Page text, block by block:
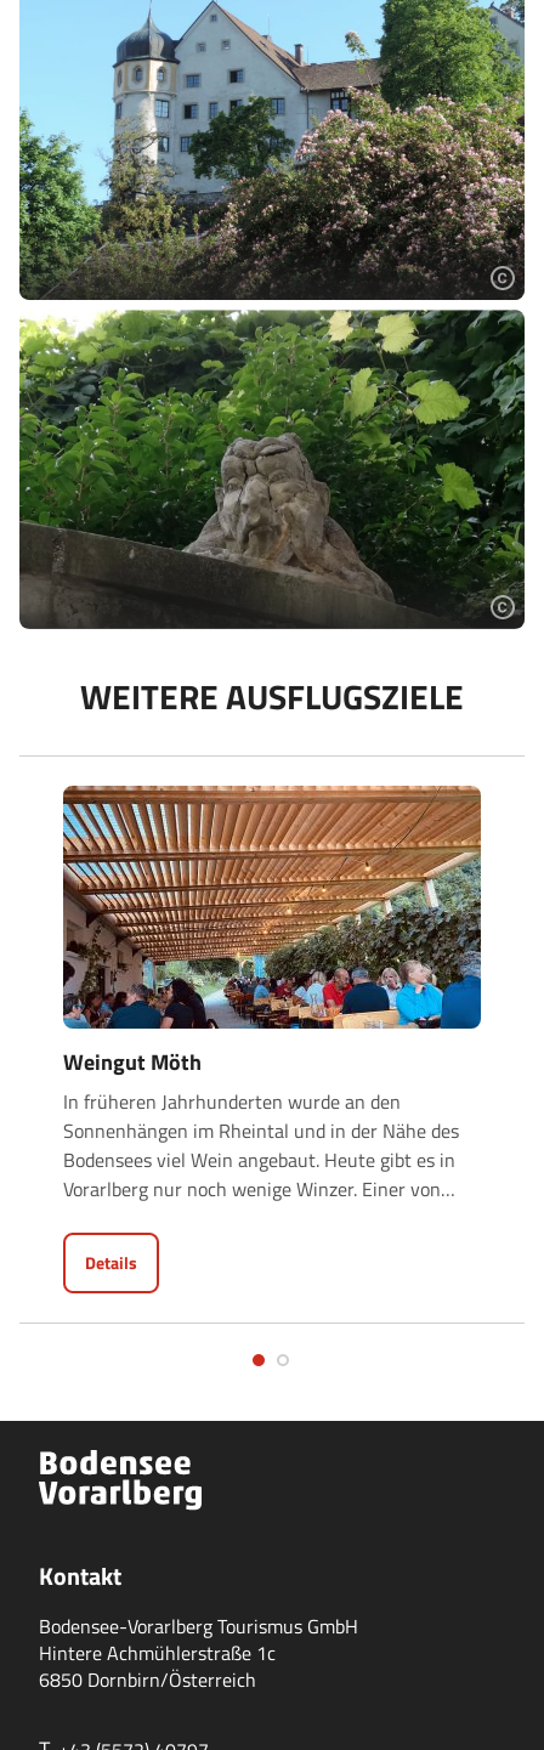
WEITERE AUSFLUGSZIELE
Weingut Möth
In früheren Jahrhunderten wurde an den
Sonnenhängen im Rheintal und in der Nähe des
Bodensees viel Wein angebaut. Heute gibt es in
Vorarlberg nur noch wenige Winzer. Einer von…
Details
Kontakt
Bodensee-Vorarlberg Tourismus GmbH
Hintere Achmühlerstraße 1c
6850 Dornbirn/Österreich